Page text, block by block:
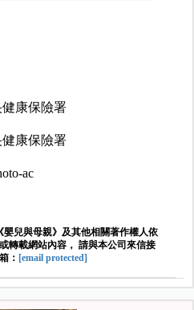
康保險署
康保險署
ac
兒與母親》及其他相關著作權人依
轉載網站內容， 請與本公司來信接
： [email protected]